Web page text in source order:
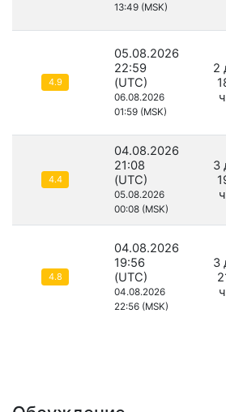
13:49 (MSK)
4.9
05.08.2026
22:59
(UTC)
06.08.2026
01:59 (MSK)
2
4.4
04.08.2026
21:08
(UTC)
05.08.2026
00:08 (MSK)
3
4.8
04.08.2026
19:56
(UTC)
04.08.2026
22:56 (MSK)
3